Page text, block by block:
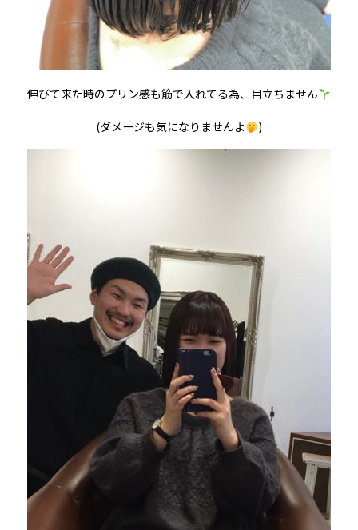
伸びて来た時のプリン感も筋で入れてる為、目立ちません
(ダメージも気になりませんよ )